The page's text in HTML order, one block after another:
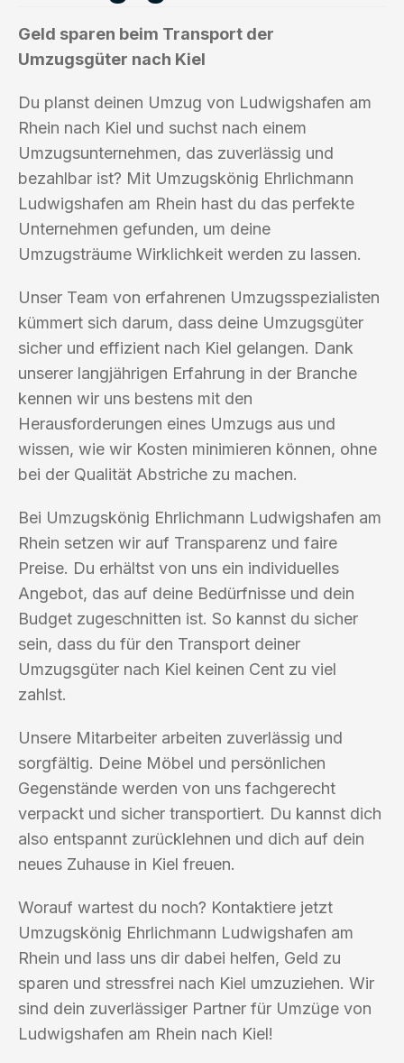
Geld sparen beim Transport der
Umzugsgüter nach Kiel
Du planst deinen Umzug von Ludwigshafen am
Rhein nach Kiel und suchst nach einem
Umzugsunternehmen, das zuverlässig und
bezahlbar ist? Mit Umzugskönig Ehrlichmann
Ludwigshafen am Rhein hast du das perfekte
Unternehmen gefunden, um deine
Umzugsträume Wirklichkeit werden zu lassen.
Unser Team von erfahrenen Umzugsspezialisten
kümmert sich darum, dass deine Umzugsgüter
sicher und effizient nach Kiel gelangen. Dank
unserer langjährigen Erfahrung in der Branche
kennen wir uns bestens mit den
Herausforderungen eines Umzugs aus und
wissen, wie wir Kosten minimieren können, ohne
bei der Qualität Abstriche zu machen.
Bei Umzugskönig Ehrlichmann Ludwigshafen am
Rhein setzen wir auf Transparenz und faire
Preise. Du erhältst von uns ein individuelles
Angebot, das auf deine Bedürfnisse und dein
Budget zugeschnitten ist. So kannst du sicher
sein, dass du für den Transport deiner
Umzugsgüter nach Kiel keinen Cent zu viel
zahlst.
Unsere Mitarbeiter arbeiten zuverlässig und
sorgfältig. Deine Möbel und persönlichen
Gegenstände werden von uns fachgerecht
verpackt und sicher transportiert. Du kannst dich
also entspannt zurücklehnen und dich auf dein
neues Zuhause in Kiel freuen.
Worauf wartest du noch? Kontaktiere jetzt
Umzugskönig Ehrlichmann Ludwigshafen am
Rhein und lass uns dir dabei helfen, Geld zu
sparen und stressfrei nach Kiel umzuziehen. Wir
sind dein zuverlässiger Partner für Umzüge von
Ludwigshafen am Rhein nach Kiel!